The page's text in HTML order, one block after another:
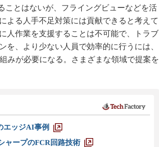
とはないが、フライングビューなどを活
よる人手不足対策には貢献できると考えて
人作業を支援することは不可能で、トラブ
を、より少ない人員で効率的に行うには、
みが必要になる。さまざまな領域で提案を
エッジAI事例
ャープのFCR回路技術